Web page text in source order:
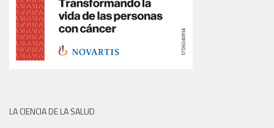
LA CIENCIA DE LA SALUD